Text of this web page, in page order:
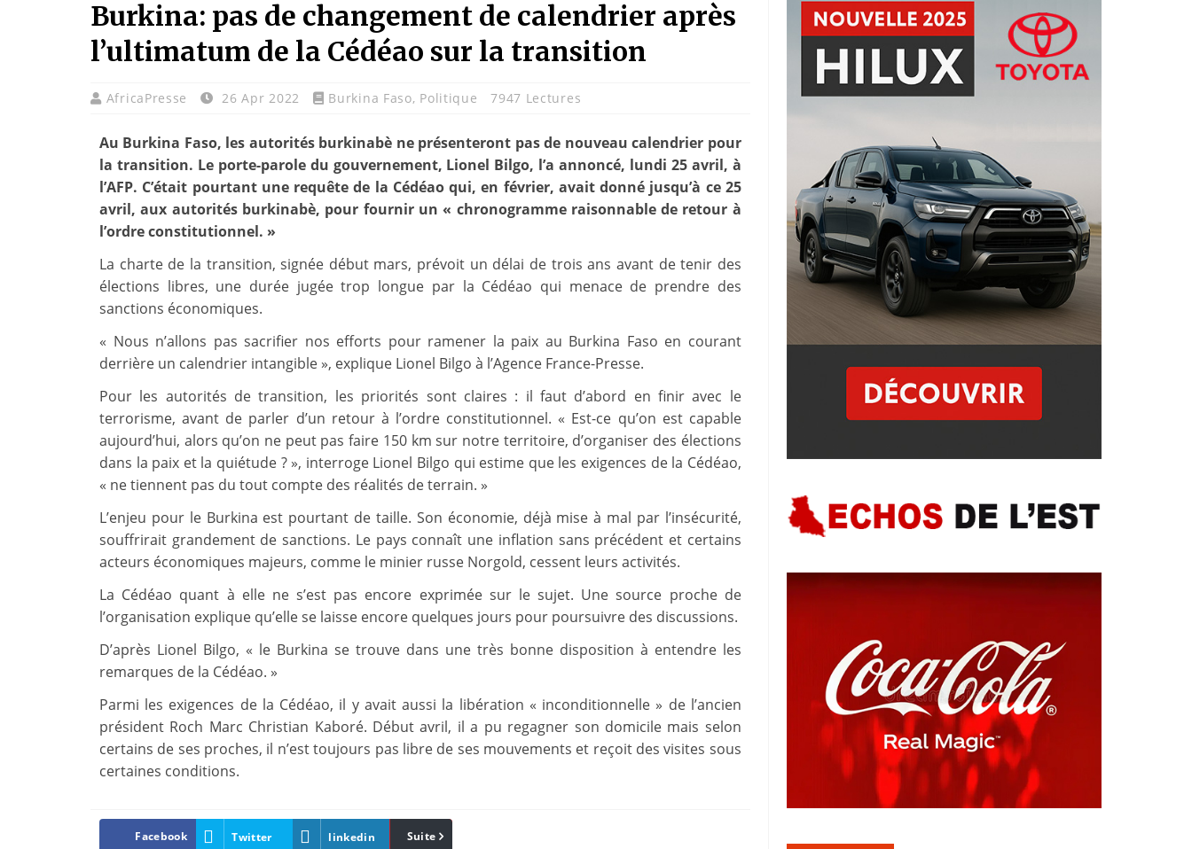
Burkina: pas de changement de calendrier après
l’ultimatum de la Cédéao sur la transition
AfricaPresse 26 Apr 2022 Burkina Faso, Politique 7947 Lectures
Au Burkina Faso, les autorités burkinabè ne présenteront pas de nouveau calendrier pour
la transition. Le porte-parole du gouvernement, Lionel Bilgo, l’a annoncé, lundi 25 avril, à
l’AFP. C’était pourtant une requête de la Cédéao qui, en février, avait donné jusqu’à ce 25
avril, aux autorités burkinabè, pour fournir un « chronogramme raisonnable de retour à
l’ordre constitutionnel. »
La charte de la transition, signée début mars, prévoit un délai de trois ans avant de tenir des
élections libres, une durée jugée trop longue par la Cédéao qui menace de prendre des
sanctions économiques.
« Nous n’allons pas sacrifier nos efforts pour ramener la paix au Burkina Faso en courant
derrière un calendrier intangible », explique Lionel Bilgo à l’Agence France-Presse.
Pour les autorités de transition, les priorités sont claires : il faut d’abord en finir avec le
terrorisme, avant de parler d’un retour à l’ordre constitutionnel. « Est-ce qu’on est capable
aujourd’hui, alors qu’on ne peut pas faire 150 km sur notre territoire, d’organiser des élections
dans la paix et la quiétude ? », interroge Lionel Bilgo qui estime que les exigences de la Cédéao,
« ne tiennent pas du tout compte des réalités de terrain. »
L’enjeu pour le Burkina est pourtant de taille. Son économie, déjà mise à mal par l’insécurité,
souffrirait grandement de sanctions. Le pays connaît une inflation sans précédent et certains
acteurs économiques majeurs, comme le minier russe Norgold, cessent leurs activités.
La Cédéao quant à elle ne s’est pas encore exprimée sur le sujet. Une source proche de
l’organisation explique qu’elle se laisse encore quelques jours pour poursuivre des discussions.
D’après Lionel Bilgo, « le Burkina se trouve dans une très bonne disposition à entendre les
remarques de la Cédéao. »
Parmi les exigences de la Cédéao, il y avait aussi la libération « inconditionnelle » de l’ancien
président Roch Marc Christian Kaboré. Début avril, il a pu regagner son domicile mais selon
certains de ses proches, il n’est toujours pas libre de ses mouvements et reçoit des visites sous
certaines conditions.
Facebook Twitter linkedin Pinterest
Suite